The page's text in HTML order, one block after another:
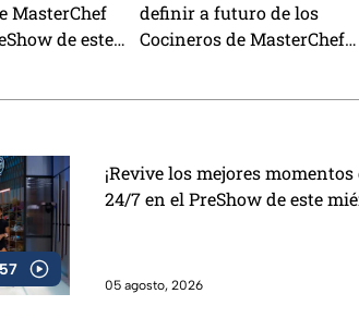
MasterChef
de este
definir a futuro de los
Cocineros de MasterChef
¡Revive los mejores
24/7 en el PreShow de este
05 agosto, 2026